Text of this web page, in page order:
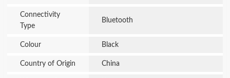
Connectivity
Type
Bluetooth
Colour Black
Country of Origin China